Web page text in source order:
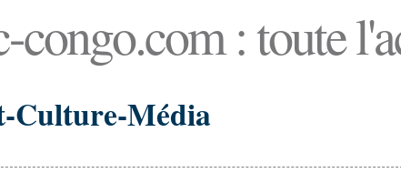
congo.com : toute
Culture-Média